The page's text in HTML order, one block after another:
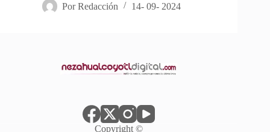
Por Redacción 14- 09- 2024
Copyright ©